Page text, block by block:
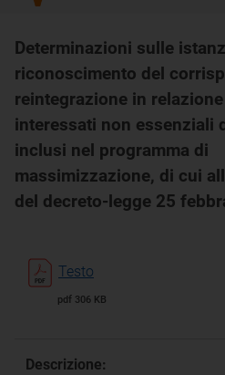
Determinazioni sulle
riconoscimento del
reintegrazione in
interessati non essenziali
inclusi nel programma di
massimizzazione, di cui
del decreto-legge 25
Testo
pdf 306 KB
Descrizione: